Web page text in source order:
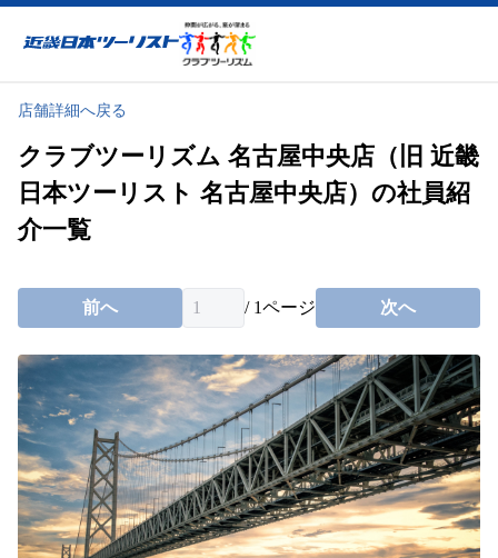
近畿日本ツーリスト
店舗詳細へ戻る
クラブツーリズム 名古屋中央店（旧 近畿
日本ツーリスト 名古屋中央店）の社員紹
介一覧
前へ / 1ページ 次へ